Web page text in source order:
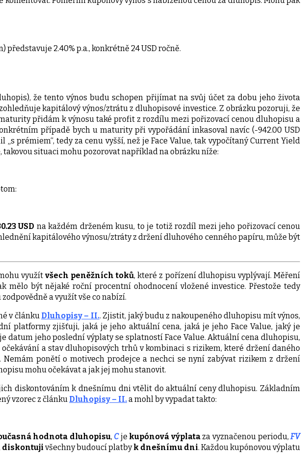
2.40% p.a., konkrétně 24 USD ročně.
že tento výnos budu schopen přijímat na svůj účet za dobu jeho života
kapitálový výnos/ztrátu z dluhopisové investice. Z obrázku pozoruji, že
přidám k výnosu také profit z rozdílu mezi pořizovací cenou dluhopisu a
případě bych u maturity při vypořádání inkasoval navíc (-942.00 USD
prémiem“, tedy za cenu vyšší, než je Face Value, tak vypočítaný Current Yield
situaci mohu pozorovat například na obrázku níže:
USD na každém drženém kusu, to je totiž rozdíl mezi jeho pořizovací cenou
kapitálového výnosu/ztráty z držení dluhového cenného papíru, může být
využít všech peněžních toků, které z pořízení dluhopisu vyplývají. Měření
být nějaké roční procentní ohodnocení vložené investice. Přestože tedy
a využít vše co nabízí.
v článku Dluhopisy – II.. Zjistit, jaký budu z nakoupeného dluhopisu mít výnos,
platformy zjišťuji, jaká je jeho aktuální cena, jaká je jeho Face Value, jaký je
datum jeho poslední výplaty se splatností Face Value. Aktuální cena dluhopisu,
a stav dluhopisových trhů v kombinaci s rizikem, které držení daného
ponětí o motivech prodejce a nechci se nyní zabývat rizikem z držení
mohu očekávat a jak jej mohu stanovit.
diskontováním k dnešnímu dni vtělit do aktuální ceny dluhopisu. Základním
vzorec z článku Dluhopisy – II.a mohl by vypadat takto:
hodnota dluhopisu, Cje kupónová výplataza vyznačenou periodu,FV
diskontuji všechny budoucí platbyk dnešnímu dni. Každou kupónovou výplatu